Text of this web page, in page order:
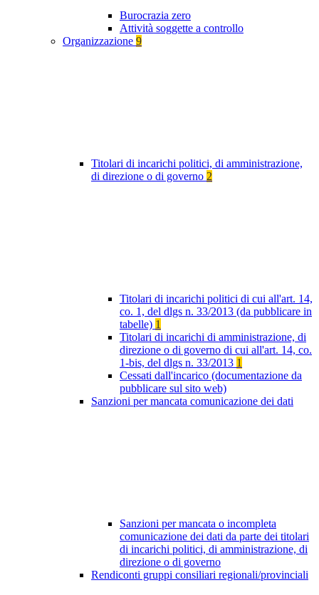
Burocrazia zero
Attività soggette a controllo
Organizzazione 9
Titolari di incarichi politici, di amministrazione,
di direzione o di governo 2
Titolari di incarichi politici di cui all'art. 14,
co. 1, del dlgs n. 33/2013 (da pubblicare in
tabelle) 1
Titolari di incarichi di amministrazione, di
direzione o di governo di cui all'art. 14, co.
1-bis, del dlgs n. 33/2013 1
Cessati dall'incarico (documentazione da
pubblicare sul sito web)
Sanzioni per mancata comunicazione dei dati
Sanzioni per mancata o incompleta
comunicazione dei dati da parte dei titolari
di incarichi politici, di amministrazione, di
direzione o di governo
Rendiconti gruppi consiliari regionali/provinciali